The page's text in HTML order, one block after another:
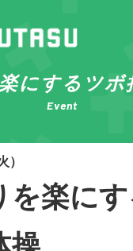
にするツボ
Event
）
を楽に